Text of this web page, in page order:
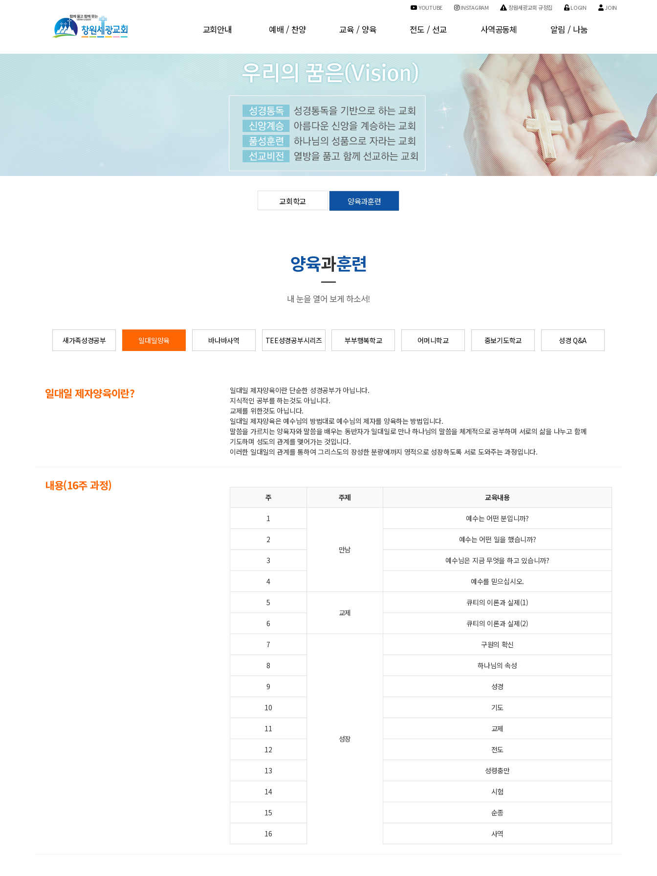
YOUTUBE INSTAGRAM 창원세광교회 규정집 LOGIN JOIN
교회안내
환영인사
교회비전
교회CI
예배 / 찬양
예배시간안내
예배 동영상
경배와찬양
찬양대 자료실
찬양대 자료실(기타)
행사 동영상
온라인주보
교육 / 양육
교회학교
양육과훈련
전도 / 선교
국내선교
해외선교
사역공동체
사역소개
기관소개
구역소개
알림 / 나눔
공지사항
자유게시판
사진게시판
개인정보처리방침
서비스 이용약관
회원가입
로그인
교회학교 양육과훈련
양육과훈련
내 눈을 열어 보게 하소서!
새가족성경공부 일대일양육 바나바사역 TEE성경공부시리즈 부부행복학교 어머니학교 중보기도학교 성경 Q&A
일대일 제자양육이란?
일대일 제자양육이란 단순한 성경공부가 아닙니다.
지식적인 공부를 하는것도 아닙니다.
교제를 위한것도 아닙니다.
일대일 제자양육은 예수님의 방법대로 예수님의 제자를 양육하는 방법입니다.
말씀을 가르치는 양육자와 말씀을 배우는 동반자가 일대일로 만나 하나님의 말씀을 체계적으로 공부하며 서로의 삶을 나누고 함께
기도하며 성도의 관계를 맺어가는 것입니다.
이러한 일대일의 관계를 통하여 그리스도의 장성한 분량에까지 영적으로 성장하도록 서로 도와주는 과정입니다.
내용(16주 과정)
주 주제 교육내용
1
만남
예수는 어떤 분입니까?
2 예수는 어떤 일을 했습니까?
3 예수님은 지금 무엇을 하고 있습니까?
4 예수를 믿으십시오.
5
교제
큐티의 이론과 실제(1)
6 큐티의 이론과 실제(2)
7
성장
구원의 확신
8 하나님의 속성
9 성경
10 기도
11 교제
12 전도
13 성령충만
14 시험
15 순종
16 사역